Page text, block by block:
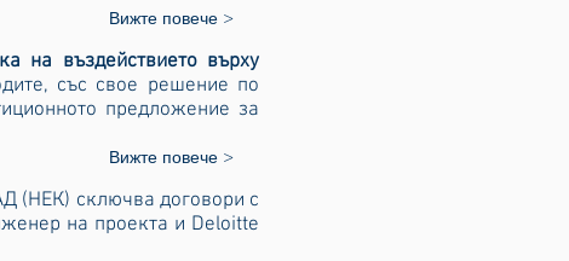
Вижте повече >
на въздействието върху
със свое решение по
предложение за
Вижте повече >
(НЕК) сключва договори с
на проекта и Deloitte